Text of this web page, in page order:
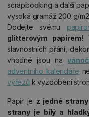
scrapbooking a další
vysoká gramáž 200 g/
Dodejte svému
glitterovým papírem!
slavnostních přání,
vhodné jsou na
adventního kalendáře
výřezů k vyzdobení
Papír je z jedné
strany je bílý a